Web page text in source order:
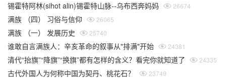
锡霍特阿林(sihot alin)锡霍特山脉--乌布西奔妈妈 26674
满族 （四） 习俗与信仰 26065
满族 （一） 发展历史 25740
谁敢自言满族人：辛亥革命的叙事从"排满"开始 24381
清代“抬旗”“降旗”“换旗”都有怎样的含义？看完你就知道了 24335
古代外国人为何称中国为契丹、桃花石？ 23749